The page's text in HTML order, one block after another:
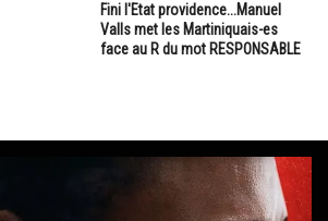
Fini l'Etat providence...Manuel
Valls met les Martiniquais-es
face au R du mot RESPONSABLE